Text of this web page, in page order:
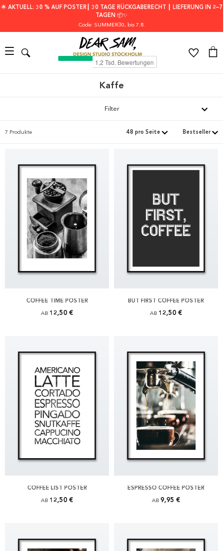
🌟 AKTUELL: 30 % AUF POSTER┃ 30 TAGE RÜCKGABERECHT ┃ LIEFERUNG IN 2–7
TAGEN 📦✨
Code: SUMMER30, bis 7.8.
Kaffe
Filter
7 Produkte
COFFEE TIME POSTER
AB 12,50 €
BUT FIRST COFFEE POSTER
AB 12,50 €
COFFEE LIST POSTER
AB 12,50 €
ESPRESSO COFFEE POSTER
AB 9,95 €